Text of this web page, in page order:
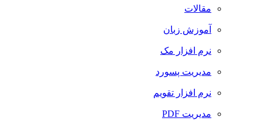
مقالات
آموزش زبان
نرم افزار مک
مدیریت پسورد
نرم افزار تقویم
مدیریت PDF